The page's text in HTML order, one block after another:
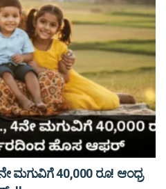
ಮಗುವಿಗೆ 40,000 ರೂ! ಆಂಧ್ರ